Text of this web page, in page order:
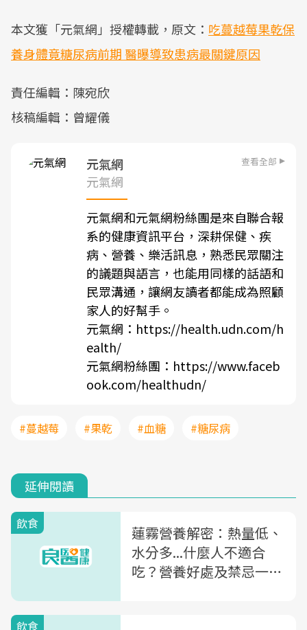
本文獲「元氣網」授權轉載，原文： 吃蔓越莓果乾保
養身體竟糖尿病前期 醫曝導致患病最關鍵原因
責任編輯：陳宛欣
核稿編輯：曾耀儀
元氣網 查看全部
元氣網
元氣網和元氣網粉絲團是來自聯合報
系的健康資訊平台，深耕保健、疾
病、營養、樂活訊息，熟悉民眾關注
的議題與語言，也能用同樣的話語和
民眾溝通，讓網友讀者都能成為照顧
家人的好幫手。
元氣網： https://health.udn.com/h
ealth/
元氣網粉絲團： https://www.faceb
ook.com/healthudn/
#蔓越莓 #果乾 #血糖 #糖尿病
延伸閱讀
飲食
蓮霧營養解密：熱量低、
水分多...什麼人不適合
吃？營養好處及禁忌一次
飲食